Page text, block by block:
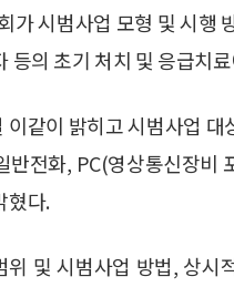
가 시범사업 모형 및 시행
등의 초기 처치 및 응급치
같이 밝히고 시범사업
반전화, PC(영상통신장비
혔다.
위 및 시범사업 방법, 상